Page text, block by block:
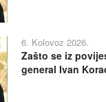
6. Kolovoz 2026.
Zašto se iz
general Ivan